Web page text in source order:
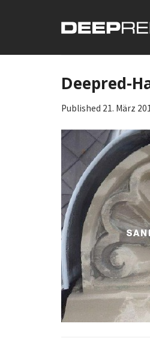
Deepred-
Published 21. März